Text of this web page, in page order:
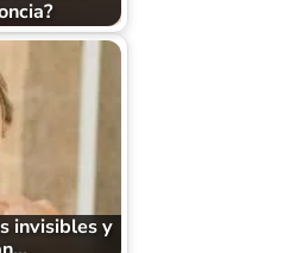
invisibles y